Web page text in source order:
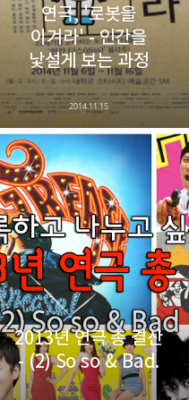
네이버 블로그
연극, '로봇을
이겨라' - 인간을
낯설게 보는 과정
2014.11.15
2013년 연극 총 결산
- (2) So so & Bad.